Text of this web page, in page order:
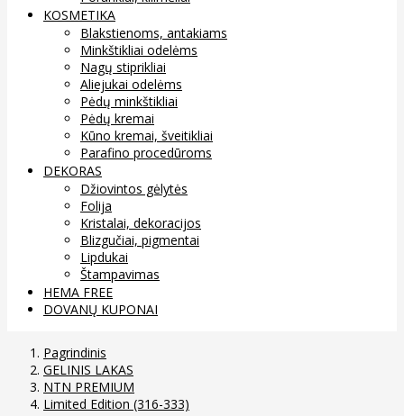
KOSMETIKA
Blakstienoms, antakiams
Minkštikliai odelėms
Nagų stiprikliai
Aliejukai odelėms
Pėdų minkštikliai
Pėdų kremai
Kūno kremai, šveitikliai
Parafino procedūroms
DEKORAS
Džiovintos gėlytės
Folija
Kristalai, dekoracijos
Blizgučiai, pigmentai
Lipdukai
Štampavimas
HEMA FREE
DOVANŲ KUPONAI
Pagrindinis
GELINIS LAKAS
NTN PREMIUM
Limited Edition (316-333)